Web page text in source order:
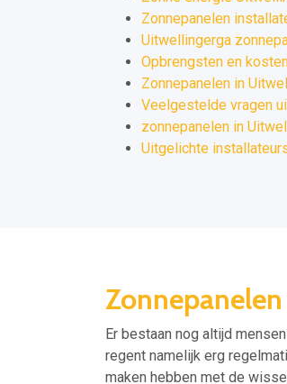
Zonnepanelen
Uitwellingerga
Opbrengsten en
Zonnepanelen in
Veelgestelde vragen
zonnepanelen in
Uitgelichte
Er bestaan nog altijd
regent namelijk erg
maken hebben met de